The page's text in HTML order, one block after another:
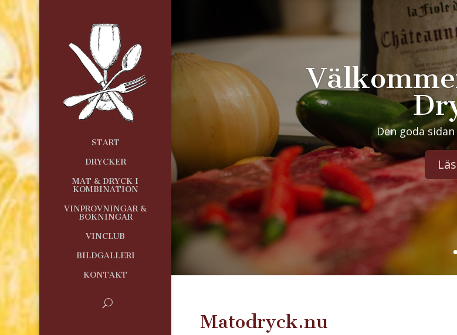
START
DRYCKER
MAT & DRYCK I
KOMBINATION
VINPROVNINGAR &
BOKNINGAR
VINCLUB
BILDGALLERI
KONTAKT
Matpaket
Vin, öl, konjak,
Matodryck.nu